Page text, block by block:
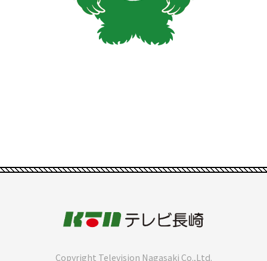
Copyright Television Nagasaki Co.,Ltd.